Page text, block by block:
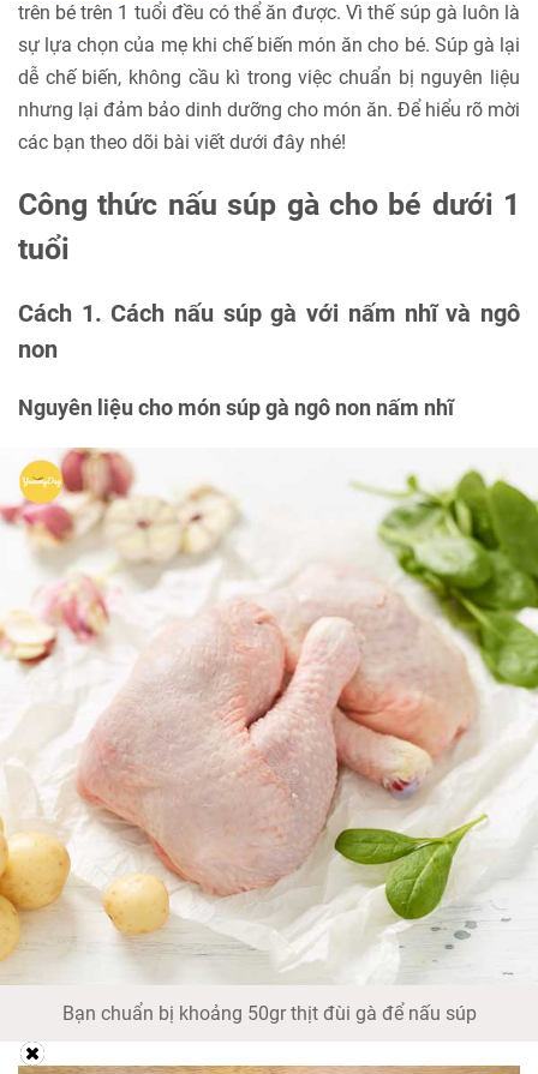
trên bé trên 1 tuổi đều có thể ăn được. Vì thế súp gà luôn là
sự lựa chọn của mẹ khi chế biến món ăn cho bé. Súp gà lại
dễ chế biến, không cầu kì trong việc chuẩn bị nguyên liệu
nhưng lại đảm bảo dinh dưỡng cho món ăn. Để hiểu rõ mời
các bạn theo dõi bài viết dưới đây nhé!
Công thức nấu súp gà cho bé dưới 1
tuổi
Cách 1. Cách nấu súp gà với nấm nhĩ và ngô
non
Nguyên liệu cho món súp gà ngô non nấm nhĩ
Bạn chuẩn bị khoảng 50gr thịt đùi gà để nấu súp